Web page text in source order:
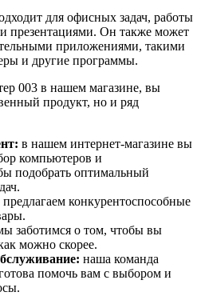
для офисных задач, работы
презентациями. Он также может
приложениями, такими
и другие программы.
003 в нашем магазине, вы
продукт, но и ряд
в нашем интернет-магазине вы
компьютеров и
подобрать оптимальный
конкурентоспособные
заботимся о том, чтобы вы
можно скорее.
наша команда
помочь вам с выбором и